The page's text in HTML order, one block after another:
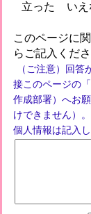
立った
い
このページに
らご記入くださ
（ご注意）回
接このページの
作成部署）へお
けできません）
個人情報は記入